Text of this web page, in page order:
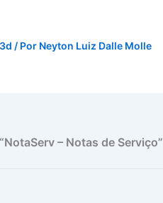
/ Por Neyton Luiz Dalle Molle
– Notas de Serviço”